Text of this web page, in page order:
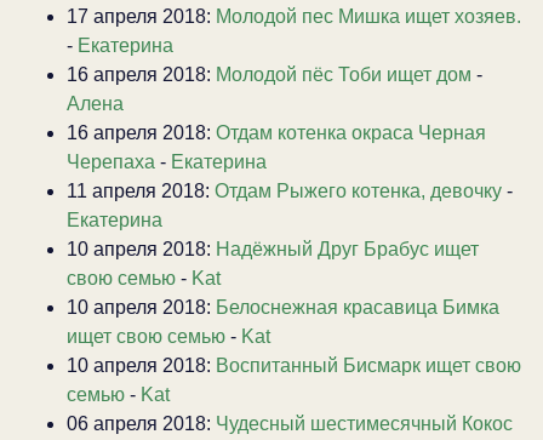
17 апреля 2018: Молодой пес Мишка ищет хозяев.
- Екатерина
16 апреля 2018: Молодой пёс Тоби ищет дом -
Алена
16 апреля 2018: Отдам котенка окраса Черная
Черепаха - Екатерина
11 апреля 2018: Отдам Рыжего котенка, девочку -
Екатерина
10 апреля 2018: Надёжный Друг Брабус ищет
свою семью - Kat
10 апреля 2018: Белоснежная красавица Бимка
ищет свою семью - Kat
10 апреля 2018: Воспитанный Бисмарк ищет свою
семью - Kat
06 апреля 2018: Чудесный шестимесячный Кокос